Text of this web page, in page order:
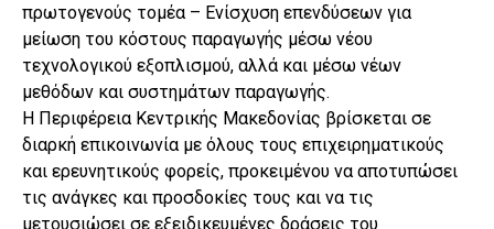
πρωτογενούς τομέα – Ενίσχυση επενδύσεων για
μείωση του κόστους παραγωγής μέσω νέου
τεχνολογικού εξοπλισμού, αλλά και μέσω νέων
μεθόδων και συστημάτων παραγωγής.
Η Περιφέρεια Κεντρικής Μακεδονίας βρίσκεται σε
διαρκή επικοινωνία με όλους τους επιχειρηματικούς
και ερευνητικούς φορείς, προκειμένου να αποτυπώσει
τις ανάγκες και προσδοκίες τους και να τις
μετουσιώσει σε εξειδικευμένες δράσεις του